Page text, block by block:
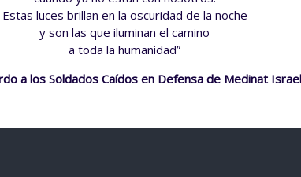
Estas luces brillan en la oscuridad de la noche
y son las que iluminan el camino
a toda la humanidad”
a los Soldados Caídos en Defensa de Medinat Israel